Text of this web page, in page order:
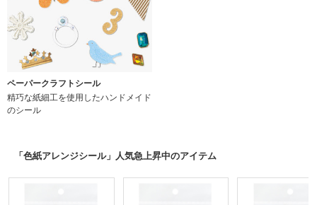
ペーパークラフトシール
精巧な紙細工を使用したハンドメイド
のシール
「色紙アレンジシール」人気急上昇中のアイテム